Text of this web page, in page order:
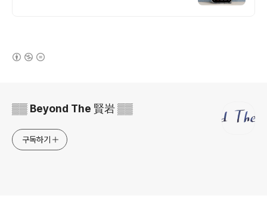
▒▒ Beyond The 賢岩 ▒▒
구독하기